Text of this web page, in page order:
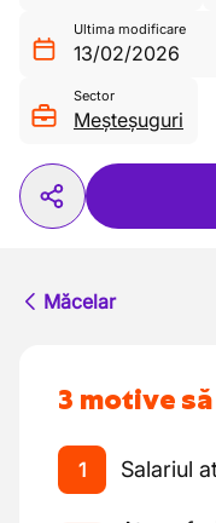
Ultima modificare
13/02/2026
Sector
Meșteșuguri
Măcelar
3 motive
1 Salariul